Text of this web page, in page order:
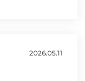
2026.05.11